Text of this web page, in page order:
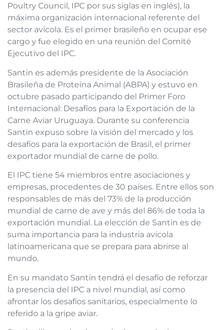
Poultry Council, IPC por sus siglas en inglés), la
máxima organización internacional referente del
sector avícola. Es el primer brasileño en ocupar ese
cargo y fue elegido en una reunión del Comité
Ejecutivo del IPC.
Santin es además presidente de la Asociación
Brasileña de Proteína Animal (ABPA) y estuvo en
octubre pasado participando del Primer Foro
Internacional: Desafíos para la Exportación de la
Carne Aviar Uruguaya. Durante su conferencia
Santin expuso sobre la visión del mercado y los
desafíos para la exportación de Brasil, el primer
exportador mundial de carne de pollo.
El IPC tiene 54 miembros entre asociaciones y
empresas, procedentes de 30 países. Entre ellos son
responsables de más del 73% de la producción
mundial de carne de ave y más del 86% de toda la
exportación mundial. La elección de Santin es de
suma importancia para la industria avícola
latinoamericana que se prepara para abrirse al
mundo.
En su mandato Santín tendrá el desafío de reforzar
la presencia del IPC a nivel mundial, así como
afrontar los desafíos sanitarios, especialmente lo
referido a la gripe aviar.